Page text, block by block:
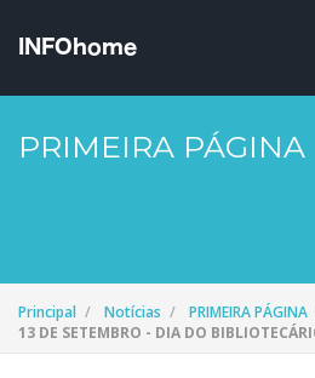
PRIMEIRA PÁGINA
Principal Notícias
PRIMEIRA PÁGINA
13 DE SETEMBRO - DIA DO